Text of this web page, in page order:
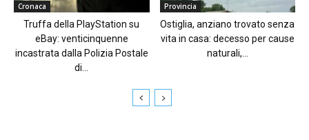
Cronaca
Truffa della PlayStation su
eBay: venticinquenne
incastrata dalla Polizia Postale
di...
Provincia
Ostiglia, anziano trovato senza
vita in casa: decesso per cause
naturali,...